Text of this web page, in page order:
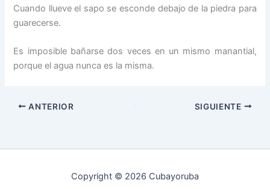
Cuando llueve el sapo se esconde debajo de la piedra para
guarecerse.
Es imposible bañarse dos veces en un mismo manantial,
porque el agua nunca es la misma.
ANTERIOR SIGUIENTE
Copyright © 2026 Cubayoruba